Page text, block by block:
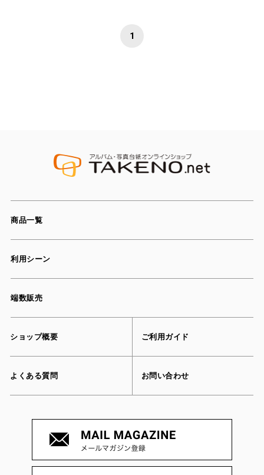
1
商品一覧
利用シーン
端数販売
ショップ概要 ご利用ガイド
よくある質問 お問い合わせ